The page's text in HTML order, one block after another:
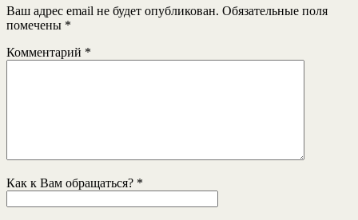
Ваш адрес email не будет опубликован. Обязательные поля
помечены *
Комментарий *
Как к Вам обращаться? *